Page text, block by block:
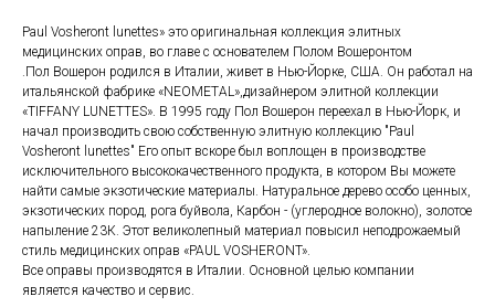
Paul Vosheront lunettes» это оригинальная коллекция элитных
медицинских оправ, во главе с основателем Полом Вошеронтом
.Пол Вошерон родился в Италии, живет в Нью-Йорке, США. Он работал на
итальянской фабрике «NEOMETAL»,дизайнером элитной коллекции
«TIFFANY LUNETTES». В 1995 году Пол Вошерон переехал в Нью-Йорк, и
начал производить свою собственную элитную коллекцию "Paul
Vosheront lunettes" Его опыт вскоре был воплощен в производстве
исключительного высококачественного продукта, в котором Вы можете
найти самые экзотические материалы. Натуральное дерево особо ценных,
экзотических пород, рога буйвола, Карбон - (углеродное волокно), золотое
напыление 23К. Этот великолепный материал повысил неподрожаемый
стиль медицинских оправ «PAUL VOSHERONT».
Все оправы производятся в Италии. Основной целью компании
является качество и сервис.